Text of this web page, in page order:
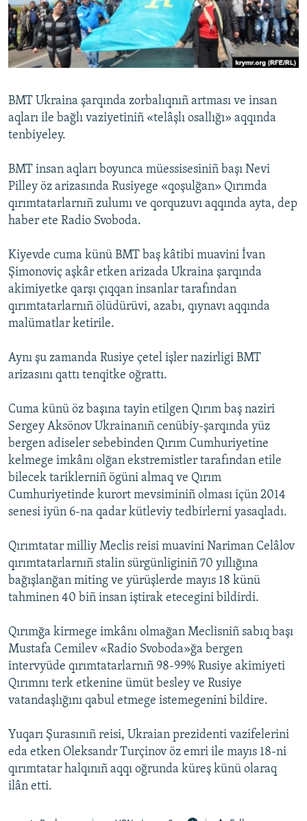
Русский
Українською
BMT Ukraina şarqında zorbalıqnıñ artması ve insan
aqları ile bağlı vaziyetiniñ «telâşlı osallığı» aqqında
tenbiyeley.
BMT insan aqları boyunca müessisesiniñ başı Nevi
Pilley öz arizasında Rusiyege «qoşulğan» Qırımda
qırımtatarlarnıñ zulumı ve qorquzuvı aqqında ayta, dep
haber ete Radio Svoboda.
Kiyevde cuma künü BMT baş kâtibi muavini İvan
Şimonoviç aşkâr etken arizada Ukraina şarqında
akimiyetke qarşı çıqqan insanlar tarafından
qırımtatarlarnıñ ölüdürüvi, azabı, qıynavı aqqında
malümatlar ketirile.
Aynı şu zamanda Rusiye çetel işler nazirligi BMT
arizasını qattı tenqitke oğrattı.
Cuma künü öz başına tayin etilgen Qırım baş naziri
Sergey Aksönov Ukrainanıñ cenübiy-şarqında yüz
bergen adiseler sebebinden Qırım Cumhuriyetine
kelmege imkânı olğan ekstremistler tarafından etile
bilecek tariklerniñ ögüni almaq ve Qırım
Cumhuriyetinde kurort mevsiminiñ olması içün 2014
senesi iyün 6-na qadar kütleviy tedbirlerni yasaqladı.
Qırımtatar milliy Meclis reisi muavini Nariman Celâlov
qırımtatarlarnıñ stalin sürgünliginiñ 70 yıllığına
bağışlanğan miting ve yürüşlerde mayıs 18 künü
tahminen 40 biñ insan iştirak etecegini bildirdi.
Qırımğa kirmege imkânı olmağan Meclisniñ sabıq başı
Mustafa Cemilev «Radio Svoboda»ğa bergen
intervyüde qırımtatarlarnıñ 98-99% Rusiye akimiyeti
Qırımnı terk etkenine ümüt besley ve Rusiye
vatandaşlığını qabul etmege istemegenini bildire.
Yuqarı Şurasınıñ reisi, Ukraian prezidenti vazifelerini
eda etken Oleksandr Turçinov öz emri ile mayıs 18-ni
qırımtatar halqınıñ aqqı oğrunda küreş künü olaraq
ilân etti.